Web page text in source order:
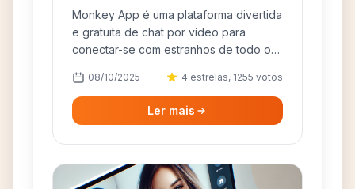
Monkey App é uma plataforma divertida
e gratuita de chat por vídeo para
conectar-se com estranhos de todo o
08/10/2025 4 estrelas, 1255 votos
Ler mais